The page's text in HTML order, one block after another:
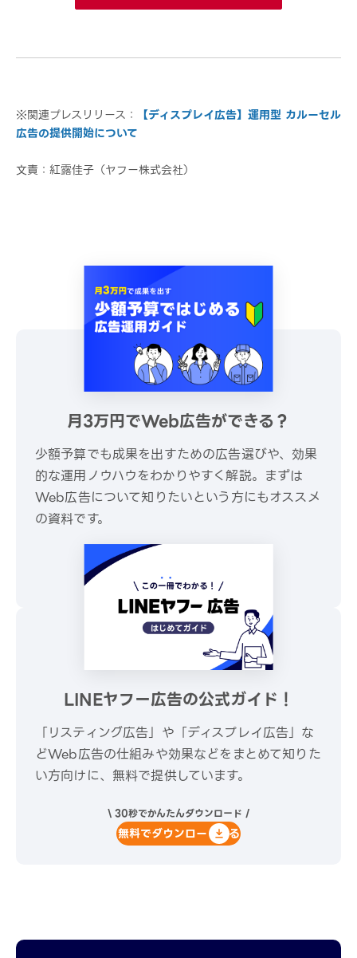
※関連プレスリリース：
【ディスプレイ広告】運用型 カルーセル
広告の提供開始について
文責：紅露佳子（ヤフー株式会社）
月3万円でWeb広告ができる？
少額予算でも成果を出すための広告選びや、効果
的な運用ノウハウをわかりやすく解説。まずは
Web広告について知りたいという方にもオススメ
の資料です。
\ 30秒でかんたんダウンロード /
無料でダウンロードする
LINEヤフー広告の公式ガイド！
「リスティング広告」や「ディスプレイ広告」な
どWeb広告の仕組みや効果などをまとめて知りた
い方向けに、無料で提供しています。
\ 30秒でかんたんダウンロード /
無料でダウンロードする